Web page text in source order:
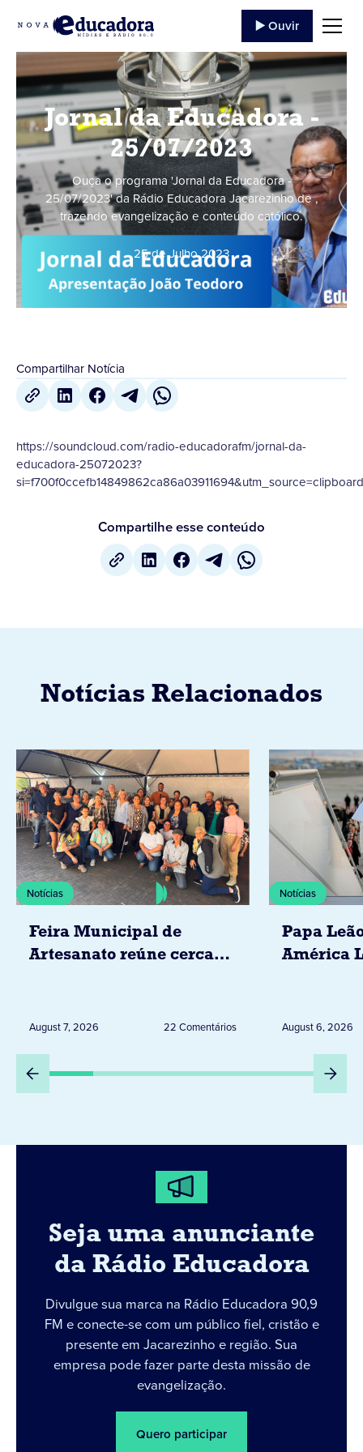
▶️ Ouvir
Jornal da Educadora -
25/07/2023
Ouça o programa 'Jornal da Educadora -
25/07/2023' da Rádio Educadora Jacarezinho de ,
trazendo evangelização e conteúdo católico.
25 de Julho,2023
Compartilhar Notícia
https://soundcloud.com/radio-educadorafm/jornal-da-
educadora-25072023?
Compartilhe esse conteúdo
Notícias Relacionados
Notícias
Feira Municipal de
Artesanato reúne cerca
August 7, 2026 22 Comentários
Notícias
Papa
América
Peru
August 6, 2026
Seja uma anunciante
da Rádio Educadora
Divulgue sua marca na Rádio Educadora 90,9
FM e conecte-se com um público fiel, cristão e
presente em Jacarezinho e região. Sua
empresa pode fazer parte desta missão de
evangelização.
Quero participar